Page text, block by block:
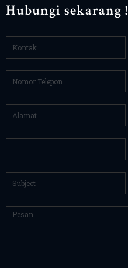
Hubungi sekarang !